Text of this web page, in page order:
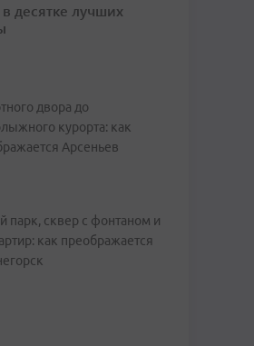
десятке лучших
двора до
курорта: как
Арсеньев
парк, сквер с фонтаном и
как преображается